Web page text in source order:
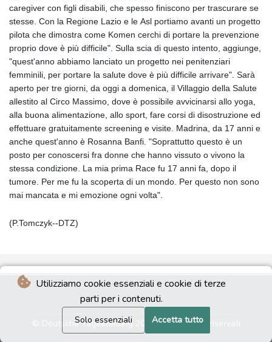
Utilizziamo cookie essenziali e cookie di terze
parti per i contenuti.
Solo essenziali Accetta tutto
caregiver con figli disabili, che spesso finiscono per trascurare se
stesse. Con la Regione Lazio e le Asl portiamo avanti un progetto
pilota che dimostra come Komen cerchi di portare la prevenzione
proprio dove è più difficile". Sulla scia di questo intento, aggiunge,
"quest'anno abbiamo lanciato un progetto nei penitenziari
femminili, per portare la salute dove è più difficile arrivare". Sarà
aperto per tre giorni, da oggi a domenica, il Villaggio della Salute
allestito al Circo Massimo, dove è possibile avvicinarsi allo yoga,
alla buona alimentazione, allo sport, fare corsi di disostruzione ed
effettuare gratuitamente screening e visite. Madrina, da 17 anni e
anche quest'anno è Rosanna Banfi. "Soprattutto questo è un
posto per conoscersi fra donne che hanno vissuto o vivono la
stessa condizione. La mia prima Race fu 17 anni fa, dopo il
tumore. Per me fu la scoperta di un mondo. Per questo non sono
mai mancata e mi emozione ogni volta".
(P.Tomczyk--DTZ)
© Deutsche Tageszeitung 2026 - Tutti i diritti riservati